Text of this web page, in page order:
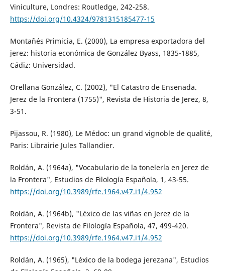
Viniculture, Londres: Routledge, 242-258.
https://doi.org/10.4324/9781315185477-15
Montañés Primicia, E. (2000), La empresa exportadora del
jerez: historia económica de González Byass, 1835-1885,
Cádiz: Universidad.
Orellana González, C. (2002), "El Catastro de Ensenada.
Jerez de la Frontera (1755)", Revista de Historia de Jerez, 8,
3-51.
Pijassou, R. (1980), Le Médoc: un grand vignoble de qualité,
Paris: Librairie Jules Tallandier.
Roldán, A. (1964a), "Vocabulario de la tonelería en Jerez de
la Frontera", Estudios de Filología Española, 1, 43-55.
https://doi.org/10.3989/rfe.1964.v47.i1/4.952
Roldán, A. (1964b), "Léxico de las viñas en Jerez de la
Frontera", Revista de Filología Española, 47, 499-420.
https://doi.org/10.3989/rfe.1964.v47.i1/4.952
Roldán, A. (1965), "Léxico de la bodega jerezana", Estudios